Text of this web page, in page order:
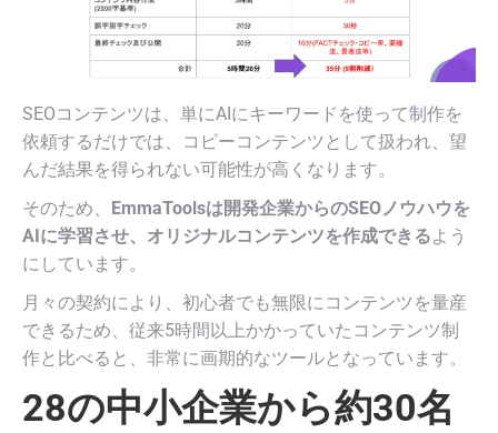
SEOコンテンツは、単にAIにキーワードを使って制作を
依頼するだけでは、コピーコンテンツとして扱われ、望
んだ結果を得られない可能性が高くなります。
そのため、
EmmaToolsは開発企業からのSEOノウハウを
AIに学習させ、オリジナルコンテンツを作成できるよう
にしています。
月々の契約により、初心者でも無限にコンテンツを量産
できるため、従来5時間以上かかっていたコンテンツ制
作と比べると、非常に画期的なツールとなっています。
28の中小企業から約30名